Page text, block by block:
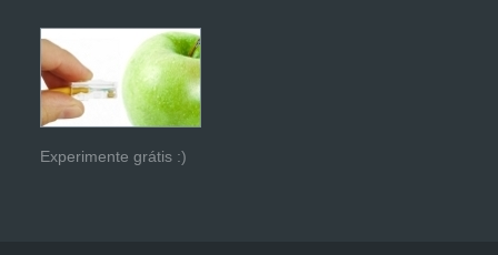
Experimente grátis :)